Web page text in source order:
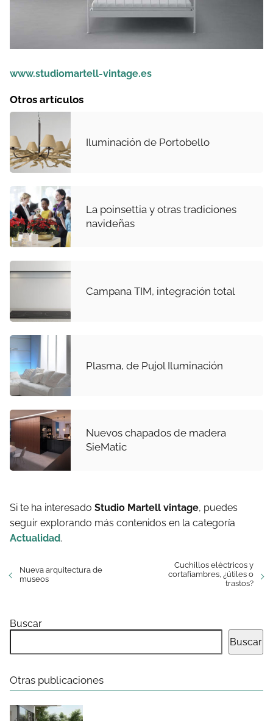
www.studiomartell-vintage.es
Otros artículos
Iluminación de Portobello
La poinsettia y otras tradiciones
navideñas
Campana TIM, integración total
Plasma, de Pujol Iluminación
Nuevos chapados de madera
SieMatic
Si te ha interesado Studio Martell vintage, puedes
seguir explorando más contenidos en la categoría
Actualidad.
Nueva arquitectura de
museos
Cuchillos eléctricos y
cortafiambres, ¿útiles o
trastos?
Buscar
Buscar
Otras publicaciones